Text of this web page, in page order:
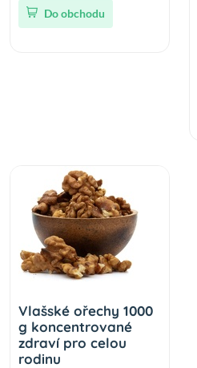
Do obchodu
Vlašské ořechy 1000
g koncentrované
zdraví pro celou
rodinu